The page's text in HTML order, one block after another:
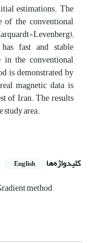
estimations. The
the conventional
Levenberg);
fast and stable
in the conventional
is demonstrated by
magnetic data is
of Iran. The results
area.
کلیدواژه‌ها English
method